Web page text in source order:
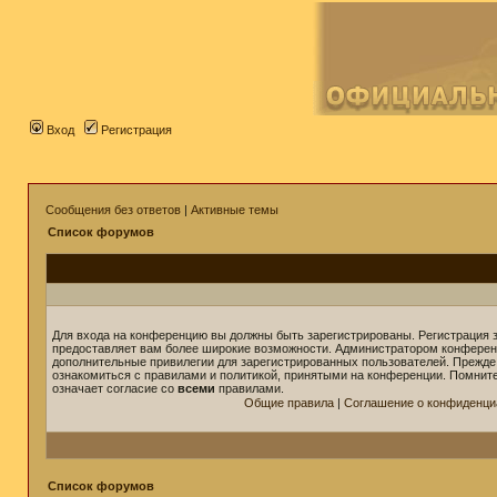
Вход Регистрация
Сообщения без ответов | Активные темы
Список форумов
Для входа на конференцию вы должны быть зарегистрированы. Регистрация
предоставляет вам более широкие возможности. Администратором
дополнительные привилегии для зарегистрированных пользователей.
ознакомиться с правилами и политикой, принятыми на конференции.
означает согласие со всеми правилами.
Общие правила| Соглашение о
Список форумов